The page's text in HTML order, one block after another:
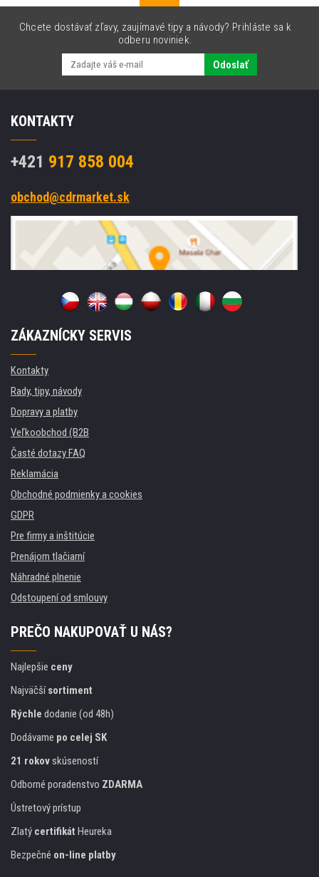
Chcete dostávať zľavy, zaujímavé tipy a návody? Prihláste sa k
odberu noviniek.
Odoslať
KONTAKTY
+421 917 858 004
obchod@cdrmarket.sk
ZÁKAZNÍCKY SERVIS
Kontakty
Rady, tipy, návody
Dopravy a platby
Veľkoobchod (B2B
Časté dotazy FAQ
Reklamácia
Obchodné podmienky a cookies
GDPR
Pre firmy a inštitúcie
Prenájom tlačiarní
Náhradné plnenie
Odstoupení od smlouvy
PREČO NAKUPOVAŤ U NÁS?
Najlepšie ceny
Najväčšísortiment
Rýchle dodanie (od 48h)
Dodávame po celej SK
21 rokovskúseností
Odborné poradenstvo ZDARMA
Ústretový prístup
Zlatý certifikát Heureka
Bezpečné on-line platby